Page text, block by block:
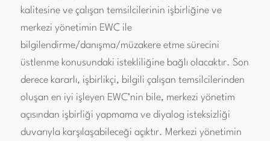
kalitesine ve çalışan temsilcilerinin işbirliğine ve
merkezi yönetimin EWC ile
bilgilendirme/danışma/müzakere etme sürecini
üstlenme konusundaki istekliliğine bağlı olacaktır. Son
derece kararlı, işbirlikçi, bilgili çalışan temsilcilerinden
oluşan en iyi işleyen EWC’nin bile, merkezi yönetim
açısından işbirliği yapmama ve diyalog isteksizliği
duvarıyla karşılaşabileceği açıktır. Merkezi yönetimin